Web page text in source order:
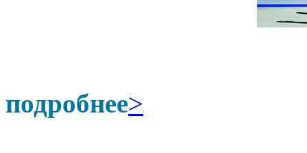
подробнее>